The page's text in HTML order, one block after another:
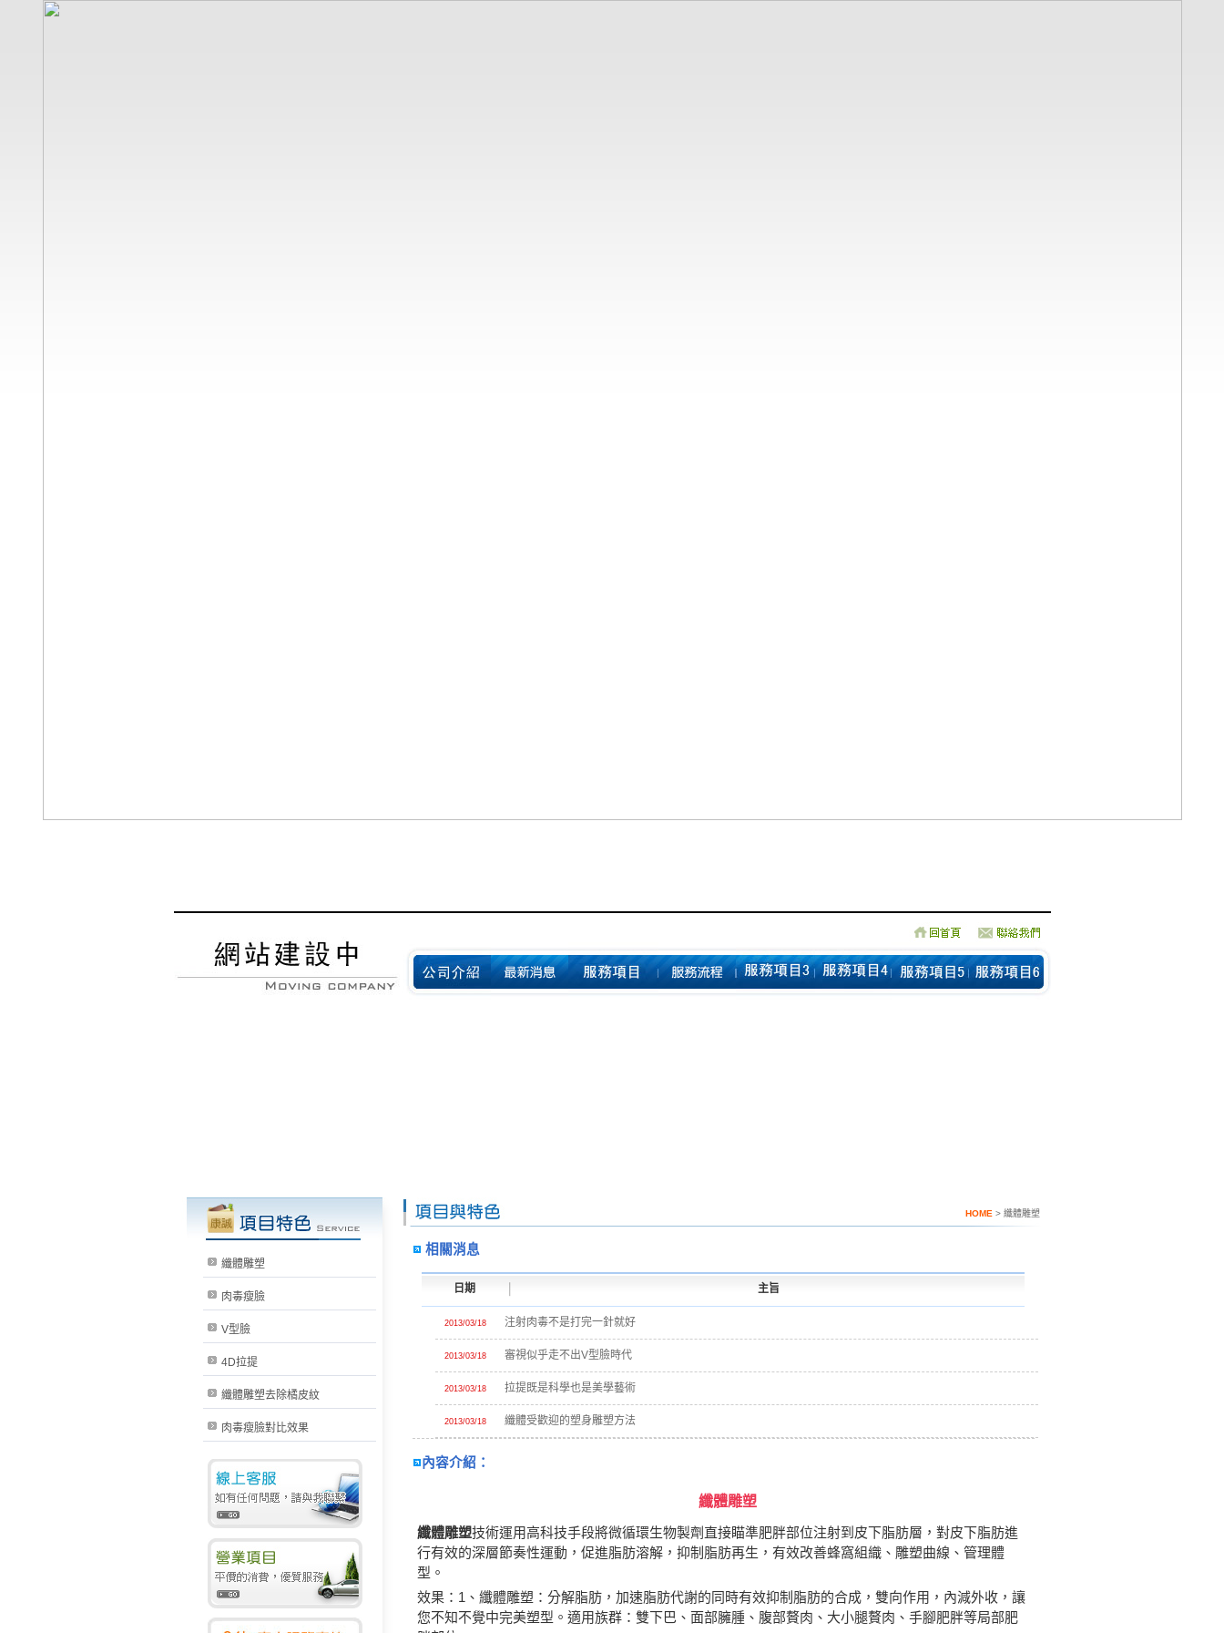
纖體雕塑
肉毒瘦臉
V型臉
4D拉提
纖體雕塑去除橘皮紋
肉毒瘦臉對比效果
HOME > 纖體雕塑
相關消息
日期 主旨
2013/03/18 注射肉毒不是打完一針就好
2013/03/18 審視似乎走不出V型臉時代
2013/03/18 拉提既是科學也是美學藝術
2013/03/18 纖體受歡迎的塑身雕塑方法
內容介紹：
纖體雕塑
纖體雕塑技術運用高科技手段將微循環生物製劑直接瞄準肥胖部位注射到皮下脂肪層，對皮下脂肪進
行有效的深層節奏性運動，促進脂肪溶解，抑制脂肪再生，有效改善蜂窩組織、雕塑曲線、管理體
型。
效果：1、纖體雕塑：分解脂肪，加速脂肪代謝的同時有效抑制脂肪的合成，雙向作用，內減外收，讓
您不知不覺中完美塑型。適用族群：雙下巴、面部臃腫、腹部贅肉、大小腿贅肉、手腳肥胖等局部肥